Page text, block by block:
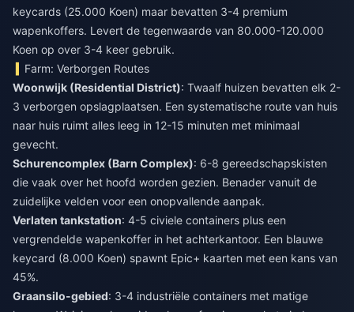
keycards (25.000 Koen) maar bevatten 3-4 premium
wapenkoffers. Levert de tegenwaarde van 80.000-120.000
Koen op over 3-4 keer gebruik.
Farm: Verborgen Routes
Woonwijk (Residential District): Twaalf huizen bevatten elk 2-
3 verborgen opslagplaatsen. Een systematische route van huis
naar huis ruimt alles leeg in 12-15 minuten met minimaal
gevecht.
Schurencomplex (Barn Complex): 6-8 gereedschapskisten
die vaak over het hoofd worden gezien. Benader vanuit de
zuidelijke velden voor een onopvallende aanpak.
Verlaten tankstation: 4-5 civiele containers plus een
vergrendelde wapenkoffer in het achterkantoor. Een blauwe
keycard (8.000 Koen) spawnt Epic+ kaarten met een kans van
45%.
Graansilo-gebied: 3-4 industriële containers met matige